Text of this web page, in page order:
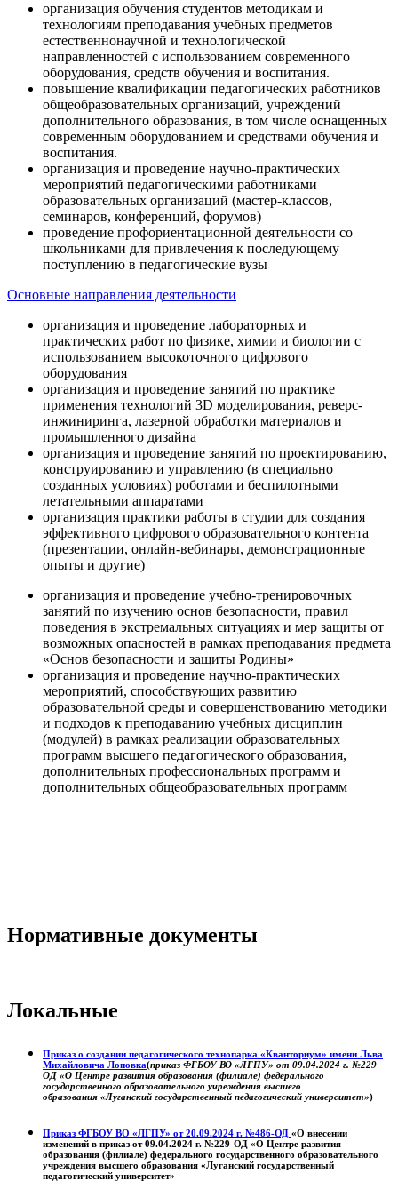
организация обучения студентов методикам и
технологиям преподавания учебных предметов
естественнонаучной и технологической
направленностей с использованием современного
оборудования, средств обучения и воспитания.
повышение квалификации педагогических работников
общеобразовательных организаций, учреждений
дополнительного образования, в том числе оснащенных
современным оборудованием и средствами обучения и
воспитания.
организация и проведение научно-практических
мероприятий педагогическими работниками
образовательных организаций (мастер-классов,
семинаров, конференций, форумов)
проведение профориентационной деятельности со
школьниками для привлечения к последующему
поступлению в педагогические вузы
Основные направления деятельности
организация и проведение лабораторных и
практических работ по физике, химии и биологии с
использованием высокоточного цифрового
оборудования
организация и проведение занятий по практике
применения технологий 3D моделирования, реверс-
инжиниринга, лазерной обработки материалов и
промышленного дизайна
организация и проведение занятий по проектированию,
конструированию и управлению (в специально
созданных условиях) роботами и беспилотными
летательными аппаратами
организация практики работы в студии для создания
эффективного цифрового образовательного контента
(презентации, онлайн-вебинары, демонстрационные
опыты и другие)
организация и проведение учебно-тренировочных
занятий по изучению основ безопасности, правил
поведения в экстремальных ситуациях и мер защиты от
возможных опасностей в рамках преподавания предмета
«Основ безопасности и защиты Родины»
организация и проведение научно-практических
мероприятий, способствующих развитию
образовательной среды и совершенствованию методики
и подходов к преподаванию учебных дисциплин
(модулей) в рамках реализации образовательных
программ высшего педагогического образования,
дополнительных профессиональных программ и
дополнительных общеобразовательных программ
Нормативные документы
Локальные
Приказ о создании педагогического технопарка «Кванториум» имени Льва
Михайловича Лоповка(приказ ФГБОУ ВО «ЛГПУ» от 09.04.2024 г. №229-
ОД «О Центре развития образования (филиале) федерального
государственного образовательного учреждения высшего
образования «Луганский государственный педагогический университет»)
Приказ ФГБОУ ВО «ЛГПУ» от 20.09.2024 г. №486-ОД «О внесении
изменений в приказ от 09.04.2024 г. №229-ОД «О Центре развития
образования (филиале) федерального государственного образовательного
учреждения высшего образования «Луганский государственный
педагогический университет»